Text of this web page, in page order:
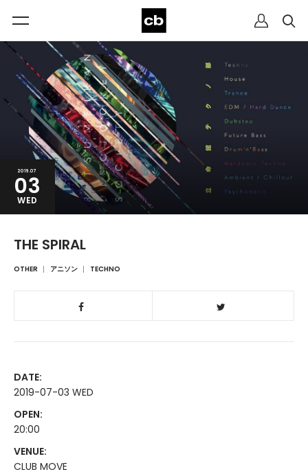
2019.07
03
WED
THE SPIRAL
OTHER アニソン TECHNO
DATE:
2019-07-03 WED
OPEN:
20:00
VENUE:
CLUB MOVE